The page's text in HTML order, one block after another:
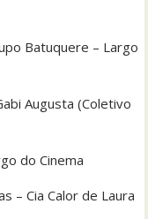
Batuquere – Largo
Augusta (Coletivo
do Cinema
– Cia Calor de Laura